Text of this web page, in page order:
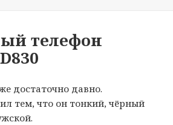
телефон
достаточно давно.
тем, что он тонкий, чёрный